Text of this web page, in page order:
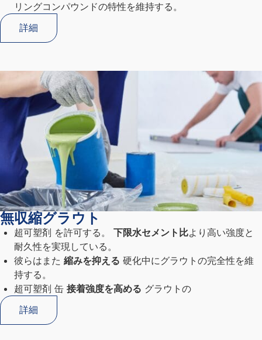
リングコンパウンドの特性を維持する。
詳細
無収縮グラウト
超可塑剤 を許可する。 下限水セメント比より高い強度と
耐久性を実現している。
彼らはまた 縮みを抑える 硬化中にグラウトの完全性を維
持する。
超可塑剤 缶 接着強度を高める グラウトの
詳細